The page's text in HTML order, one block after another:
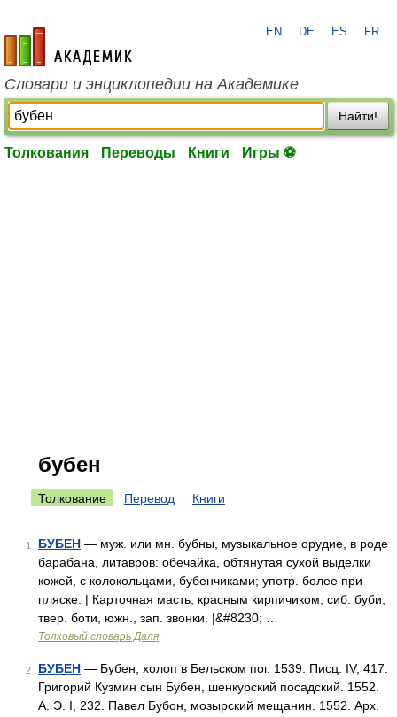
academic.ru
EN DE ES FR
Словари и энциклопедии на Академике
Найти!
Толкования Переводы Книги Игры ⚽
бубен
Толкование Перевод Книги
1 БУБЕН — муж. или мн. бубны, музыкальное орудие, в роде
барабана, литавров: обечайка, обтянутая сухой выделки
кожей, с колокольцами, бубенчиками; употр. более при
пляске. | Карточная масть, красным кирпичиком, сиб. буби,
твер. боти, южн., зап. звонки. |&#8230; …
Толковый словарь Даля
2 БУБЕН — Бубен, холоп в Бельском пог. 1539. Писц. IV, 417.
Григорий Кузмин сын Бубен, шенкурский посадский. 1552.
А. Э. I, 232. Павел Бубон, мозырский мещанин. 1552. Арх.